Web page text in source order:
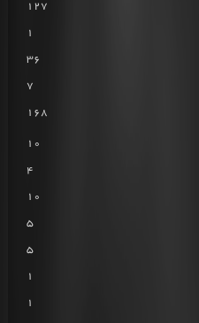
127
1
36
7
168
10
4
10
5
5
1
1